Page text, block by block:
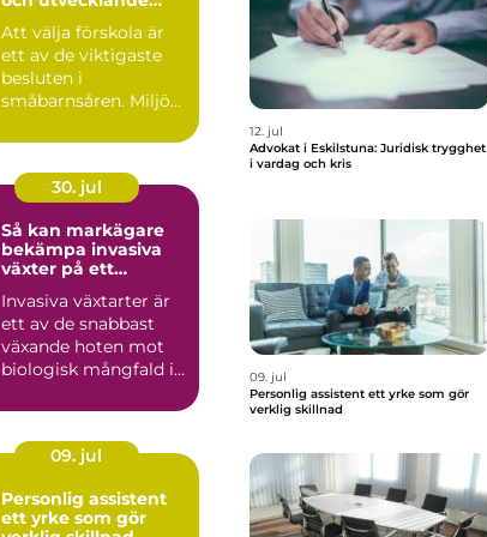
Att välja förskola är
ett av de viktigaste
besluten i
småbarnsåren. Miljön,
barngruppens...
30. jul
Så kan markägare
bekämpa invasiva
växter på ett
Invasiva växtarter är
ett av de snabbast
växande hoten mot
biologisk mångfald i
09. jul
Personlig assistent
ett yrke som gör
12. jul
Advokat i Eskilstuna: Juridisk trygghet
i vardag och kris
09. jul
Personlig assistent ett yrke som gör
verklig skillnad